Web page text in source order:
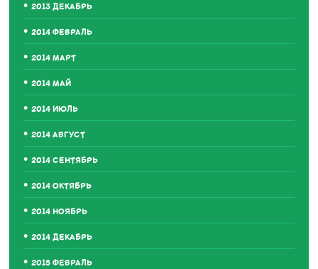
2013 ДЕКАБРЬ
2014 ФЕВРАЛЬ
2014 МАРТ
2014 МАЙ
2014 ИЮЛЬ
2014 АВГУСТ
2014 СЕНТЯБРЬ
2014 ОКТЯБРЬ
2014 НОЯБРЬ
2014 ДЕКАБРЬ
2015 ФЕВРАЛЬ